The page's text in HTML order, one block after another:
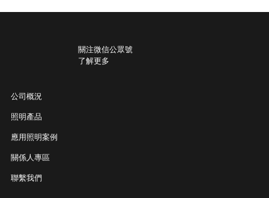
關注微信公眾號
了解更多
公司概況
照明產品
應用照明案例
關係人專區
聯繫我們